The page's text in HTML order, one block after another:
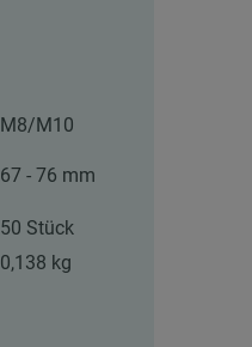
M8/M10
67 - 76 mm
50 Stück
0,138 kg